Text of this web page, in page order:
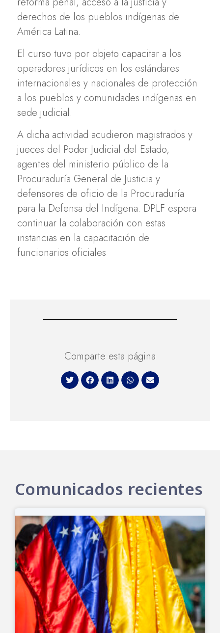
derechos de los pueblos indígenas de
América Latina.
El curso tuvo por objeto capacitar a los
operadores jurídicos en los estándares
internacionales y nacionales de protección
a los pueblos y comunidades indígenas en
sede judicial.
A dicha actividad acudieron magistrados y
jueces del Poder Judicial del Estado,
agentes del ministerio público de la
Procuraduría General de Justicia y
defensores de oficio de la Procuraduría
para la Defensa del Indígena. DPLF espera
continuar la colaboración con estas
instancias en la capacitación de
funcionarios oficiales
Comparte esta página
Comunicados recientes